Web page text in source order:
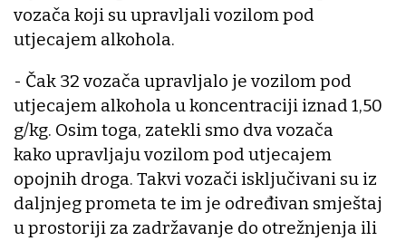
vozača koji su upravljali vozilom pod
utjecajem alkohola.
- Čak 32 vozača upravljalo je vozilom pod
utjecajem alkohola u koncentraciji iznad 1,50
g/kg. Osim toga, zatekli smo dva vozača
kako upravljaju vozilom pod utjecajem
opojnih droga. Takvi vozači isključivani su iz
daljnjeg prometa te im je određivan smještaj
u prostoriji za zadržavanje do otrežnjenja ili